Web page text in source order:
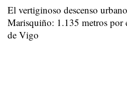
El vertiginoso descenso
Marisquiño: 1.135 metros por
de Vigo